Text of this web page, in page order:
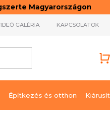
Magyarországon
GALÉRIA KAPCSOLATOK
Építkezés és otthon